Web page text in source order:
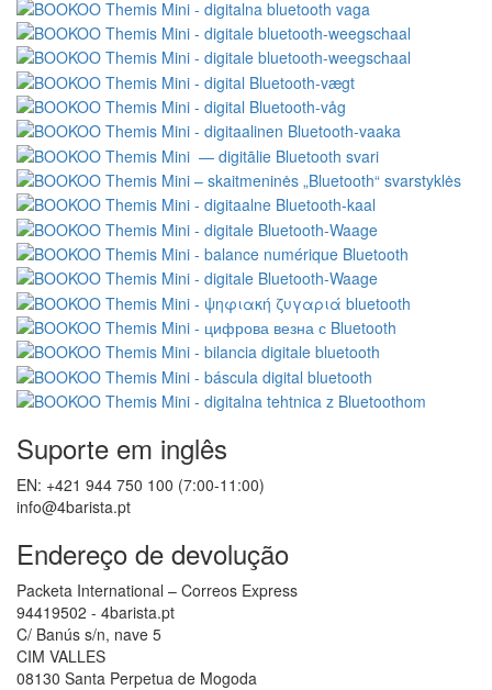
Suporte em inglês
EN: +421 944 750 100 (7:00-11:00)
info@4barista.pt
Endereço de devolução
Packeta International – Correos Express
94419502 - 4barista.pt
C/ Banús s/n, nave 5
CIM VALLES
08130 Santa Perpetua de Mogoda